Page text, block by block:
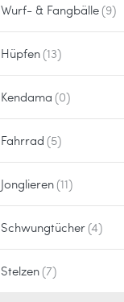
Wurf- & Fangbälle
Hüpfen
Kendama
Fahrrad
Jonglieren
Schwungtücher
Stelzen